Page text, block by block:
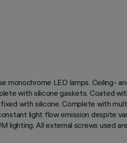
monochrome LED lamps. Ceiling-
with silicone gaskets. Coated
with silicone. Complete with
light flow emission despite
lighting. All external screws used